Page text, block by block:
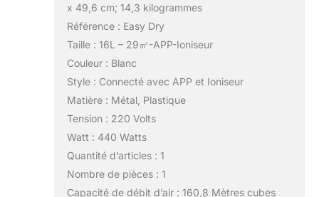
x 49,6 cm; 14,3 kilogrammes
Référence : Easy Dry
Taille : 16L – 29㎡-APP-Ioniseur
Couleur : Blanc
Style : Connecté avec APP et Ioniseur
Matière : Métal, Plastique
Tension : 220 Volts
Watt : 440 Watts
Quantité d’articles : 1
Nombre de pièces : 1
Capacité de débit d’air : 160,8 Mètres cubes